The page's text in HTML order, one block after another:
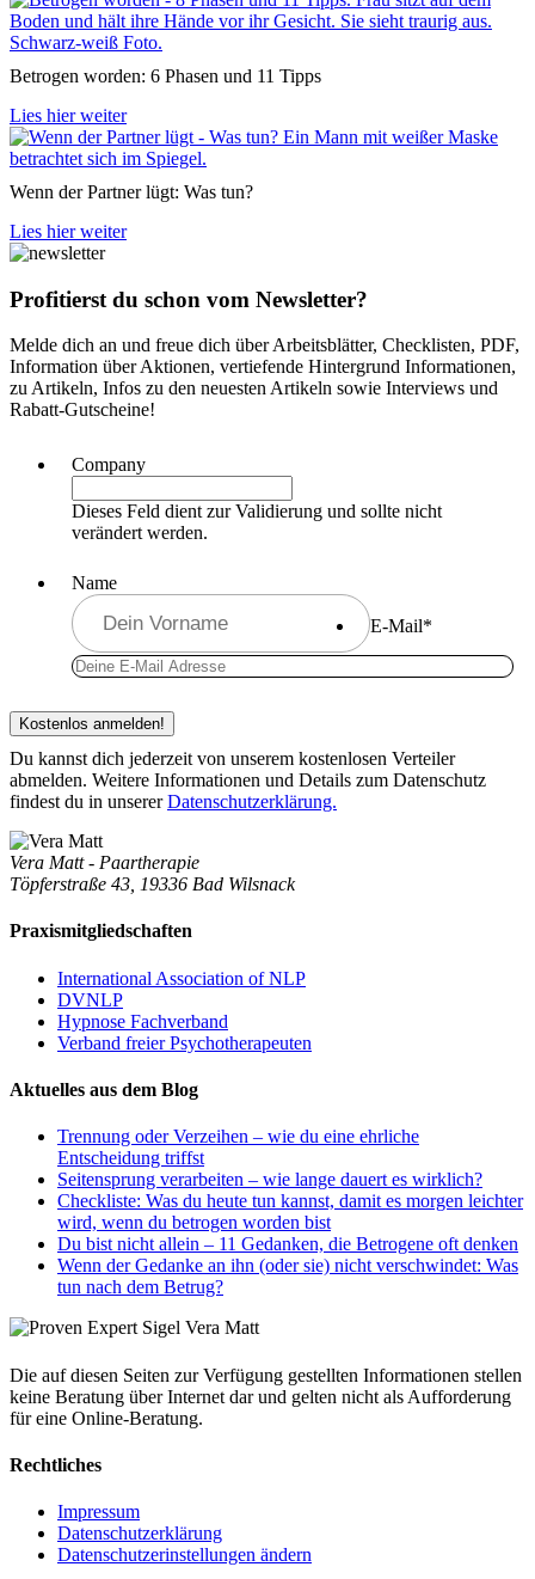
Betrogen worden: 6 Phasen und 11 Tipps
Lies hier weiter
Wenn der Partner lügt: Was tun?
Lies hier weiter
Profitierst du schon vom Newsletter?
Melde dich an und freue dich über Arbeitsblätter, Checklisten, PDF,
Information über Aktionen, vertiefende Hintergrund Informationen,
zu Artikeln, Infos zu den neuesten Artikeln sowie Interviews und
Rabatt-Gutscheine!
Company
Dieses Feld dient zur Validierung und sollte nicht
verändert werden.
Name
E-Mail*
Du kannst dich jederzeit von unserem kostenlosen Verteiler
abmelden. Weitere Informationen und Details zum Datenschutz
findest du in unsererDatenschutzerklärung.
Vera Matt - Paartherapie
Töpferstraße 43, 19336 Bad Wilsnack
Praxismitgliedschaften
International Association of NLP
DVNLP
Hypnose Fachverband
Verband freier Psychotherapeuten
Aktuelles aus dem Blog
Trennung oder Verzeihen – wie du eine ehrliche
Entscheidung triffst
Seitensprung verarbeiten – wie lange dauert es wirklich?
Checkliste: Was du heute tun kannst, damit es morgen leichter
wird, wenn du betrogen worden bist
Du bist nicht allein – 11 Gedanken, die Betrogene oft denken
Wenn der Gedanke an ihn (oder sie) nicht verschwindet: Was
tun nach dem Betrug?
Die auf diesen Seiten zur Verfügung gestellten Informationen stellen
keine Beratung über Internet dar und gelten nicht als Aufforderung
für eine Online-Beratung.
Rechtliches
Impressum
Datenschutzerklärung
Datenschutzerinstellungen ändern